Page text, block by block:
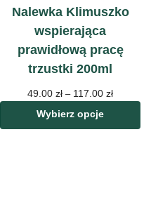
Nalewka Klimuszko
wspierająca
prawidłową pracę
trzustki 200ml
49.00zł – 117.00zł
Wybierz opcje